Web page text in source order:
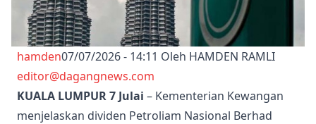
hamden07/07/2026 - 14:11 Oleh HAMDEN RAMLI
editor@dagangnews.com
KUALA LUMPUR 7 Julai – Kementerian Kewangan
menjelaskan dividen Petroliam Nasional Berhad